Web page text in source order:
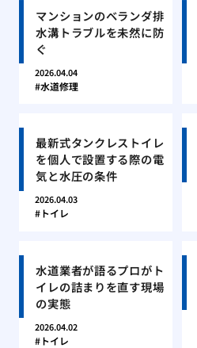
マンションのベランダ排
水溝トラブルを未然に防
ぐ
2026.04.04
水道修理
最新式タンクレストイレ
を個人で設置する際の電
気と水圧の条件
2026.04.03
トイレ
水道業者が語るプロがト
イレの詰まりを直す現場
の実態
2026.04.02
トイレ